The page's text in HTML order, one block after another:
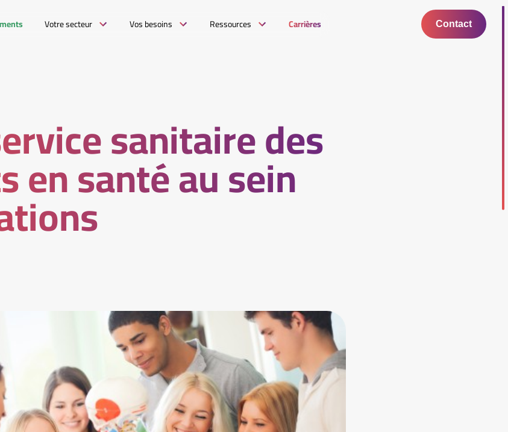
Votre secteur Vos besoins Ressources Carrières Contact
sanitaire des
en santé au sein